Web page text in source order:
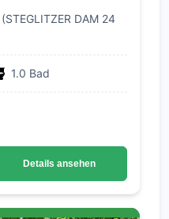
DAM 24
1.0 Bad
Details ansehen